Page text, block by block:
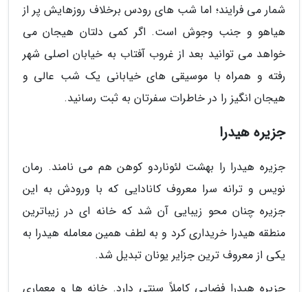
شمار می فرایند؛ اما شب های رودس برخلاف روزهایش پر از
هیاهو و جنب وجوش است. اگر کمی دلتان هیجان می
خواهد می توانید بعد از غروب آفتاب به خیابان اصلی شهر
رفته و همراه با موسیقی های خیابانی یک شب عالی و
هیجان انگیز را در خاطرات سفرتان به ثبت رسانید.
جزیره هیدرا
جزیره هیدرا را بهشت لئوناردو کوهن هم می نامند. رمان
نویس و ترانه سرا معروف کانادایی که با ورودش به این
جزیره چنان محو زیبایی آن شد که خانه ای در زیباترین
منطقه هیدرا خریداری کرد و به لطف همین معامله هیدرا به
یکی از معروف ترین جزایر یونان تبدیل شد.
جزیره هیدرا فضایی کاملاً سنتی دارد. خانه ها و معماری